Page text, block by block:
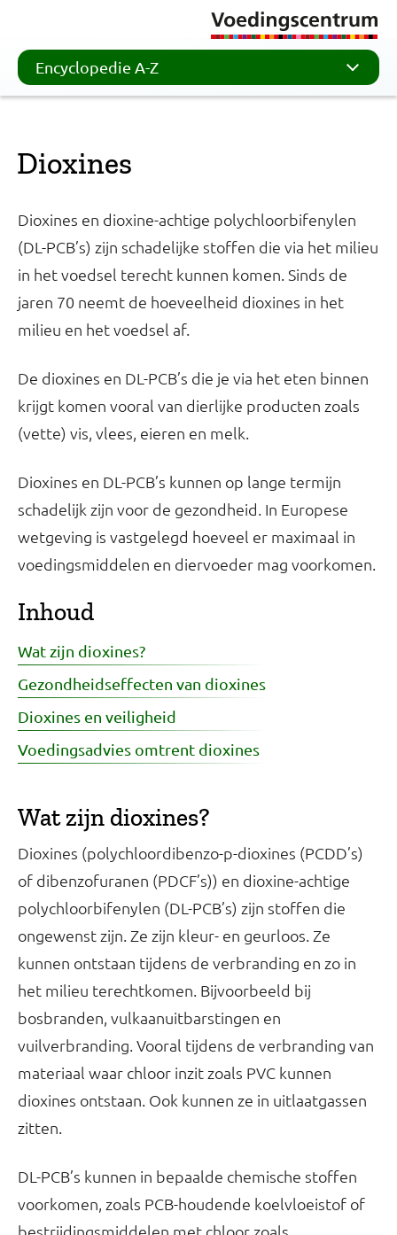
Encyclopedie A-Z
Dioxines
Dioxines en dioxine-achtige polychloorbifenylen
(DL-PCB’s) zijn schadelijke stoffen die via het milieu
in het voedsel terecht kunnen komen. Sinds de
jaren 70 neemt de hoeveelheid dioxines in het
milieu en het voedsel af.
De dioxines en DL-PCB’s die je via het eten binnen
krijgt komen vooral van dierlijke producten zoals
(vette) vis, vlees, eieren en melk.
Dioxines en DL-PCB’s kunnen op lange termijn
schadelijk zijn voor de gezondheid. In Europese
wetgeving is vastgelegd hoeveel er maximaal in
voedingsmiddelen en diervoeder mag voorkomen.
Inhoud
Wat zijn dioxines?
Gezondheidseffecten van dioxines
Dioxines en veiligheid
Voedingsadvies omtrent dioxines
Wat zijn dioxines?
Dioxines (polychloordibenzo-p-dioxines (PCDD’s)
of dibenzofuranen (PDCF’s)) en dioxine-achtige
polychloorbifenylen (DL-PCB’s) zijn stoffen die
ongewenst zijn. Ze zijn kleur- en geurloos. Ze
kunnen ontstaan tijdens de verbranding en zo in
het milieu terechtkomen. Bijvoorbeeld bij
bosbranden, vulkaanuitbarstingen en
vuilverbranding. Vooral tijdens de verbranding van
materiaal waar chloor inzit zoals PVC kunnen
dioxines ontstaan. Ook kunnen ze in uitlaatgassen
zitten.
DL-PCB’s kunnen in bepaalde chemische stoffen
voorkomen, zoals PCB-houdende koelvloeistof of